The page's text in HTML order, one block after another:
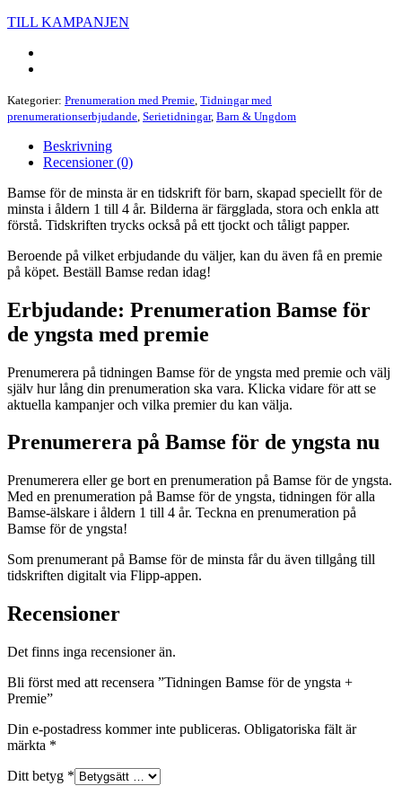
TILL KAMPANJEN
Kategorier: Prenumeration med Premie Tidningar med
prenumerationserbjudande Serietidningar, Barn & Ungdom
Beskrivning
Recensioner (0)
Bamse för de minsta är en tidskrift för barn, skapad speciellt för de
minsta i åldern 1 till 4 år. Bilderna är färgglada, stora och enkla att
förstå. Tidskriften trycks också på ett tjockt och tåligt papper.
Beroende på vilket erbjudande du väljer, kan du även få en premie
på köpet. Beställ Bamse redan idag!
Erbjudande: Prenumeration Bamse för
de yngsta med premie
Prenumerera på tidningen Bamse för de yngsta med premie och välj
själv hur lång din prenumeration ska vara. Klicka vidare för att se
aktuella kampanjer och vilka premier du kan välja.
Prenumerera på Bamse för de yngsta nu
Prenumerera eller ge bort en prenumeration på Bamse för de yngsta.
Med en prenumeration på Bamse för de yngsta, tidningen för alla
Bamse-älskare i åldern 1 till 4 år. Teckna en prenumeration på
Bamse för de yngsta!
Som prenumerant på Bamse för de minsta får du även tillgång till
tidskriften digitalt via Flipp-appen.
Recensioner
Det finns inga recensioner än.
Bli först med att recensera ”Tidningen Bamse för de yngsta +
Premie”
Din e-postadress kommer inte publiceras. Obligatoriska fält är
märkta *
Ditt betyg *